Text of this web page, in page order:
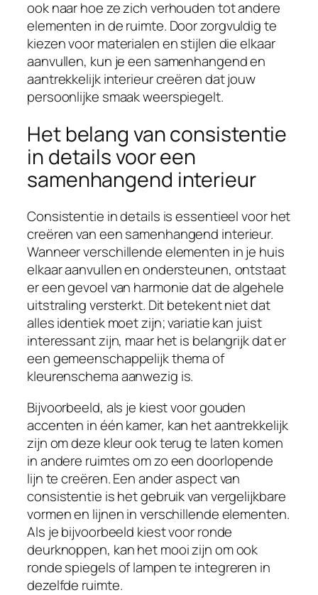
ook naar hoe ze zich verhouden tot andere
elementen in de ruimte. Door zorgvuldig te
kiezen voor materialen en stijlen die elkaar
aanvullen, kun je een samenhangend en
aantrekkelijk interieur creëren dat jouw
persoonlijke smaak weerspiegelt.
Het belang van consistentie
in details voor een
samenhangend interieur
Consistentie in details is essentieel voor het
creëren van een samenhangend interieur.
Wanneer verschillende elementen in je huis
elkaar aanvullen en ondersteunen, ontstaat
er een gevoel van harmonie dat de algehele
uitstraling versterkt. Dit betekent niet dat
alles identiek moet zijn; variatie kan juist
interessant zijn, maar het is belangrijk dat er
een gemeenschappelijk thema of
kleurenschema aanwezig is.
Bijvoorbeeld, als je kiest voor gouden
accenten in één kamer, kan het aantrekkelijk
zijn om deze kleur ook terug te laten komen
in andere ruimtes om zo een doorlopende
lijn te creëren. Een ander aspect van
consistentie is het gebruik van vergelijkbare
vormen en lijnen in verschillende elementen.
Als je bijvoorbeeld kiest voor ronde
deurknoppen, kan het mooi zijn om ook
ronde spiegels of lampen te integreren in
dezelfde ruimte.